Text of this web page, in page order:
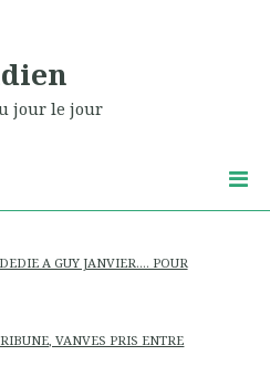
jour le jour
A GUY JANVIER…. POUR
VANVES PRIS ENTRE